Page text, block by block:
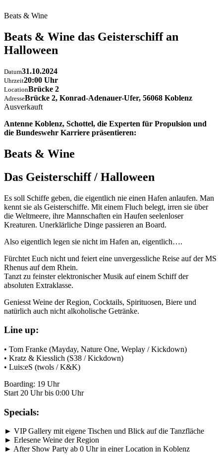
Beats & Wine
Beats & Wine das Geisterschiff an
Halloween
Datum31.10.2024
Uhrzeit20:00 Uhr
LocationBrücke 2
AdresseBrücke 2, Konrad-Adenauer-Ufer, 56068 Koblenz
Ausverkauft
Antenne Koblenz, Schottel, die Experten für Propulsion und
die Bundeswehr Karriere präsentieren:
Beats & Wine
Das Geisterschiff / Halloween
Es soll Schiffe geben, die eigentlich nie einen Hafen anlaufen. Man
kennt sie als Geisterschiffe. Mit einem Fluch belegt, irren sie über
die Weltmeere, ihre Mannschaften ein Haufen seelenloser
Kreaturen. Unerklärliche Dinge passieren an Board.
Also eigentlich legen sie nicht im Hafen an, eigentlich….
Fürchtet Euch nicht und feiert eine unvergessliche Reise auf der MS
Rhenus auf dem Rhein.
Tanzt zu feinster elektronischer Musik auf einem Schiff der
absoluten Extraklasse.
Geniesst Weine der Region, Cocktails, Spirituosen, Biere und
natürlich auch nicht alkoholische Getränke.
Line up:
• Tom Franke (Mayday, Nature One, Weplay / Kickdown)
• Kratz & Kiesslich (S38 / Kickdown)
• Luis:eS (twols / K&K)
Boarding: 19 Uhr
Start 20 Uhr bis 0:00 Uhr
Specials:
► VIP Gallery mit eigene Tischen und Blick auf die Tanzfläche
► Erlesene Weine der Region
► After Show Party ab 0 Uhr in einer Location in Koblenz